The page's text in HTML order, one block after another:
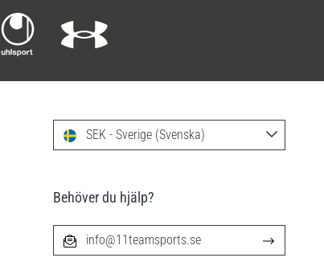
SEK - Sverige (Svenska)
Behöver du hjälp?
info@11teamsports.se